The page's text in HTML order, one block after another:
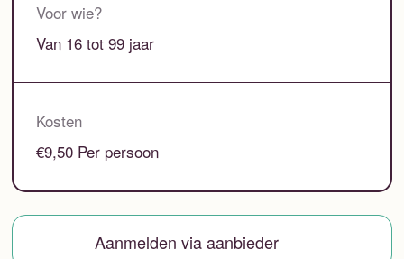
Voor wie?
Van 16 tot 99 jaar
Kosten
€9,50 Per persoon
Aanmelden via aanbieder